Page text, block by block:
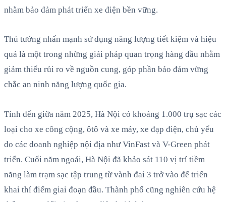
nhằm bảo đảm phát triển xe điện bền vững.
Thủ tướng nhấn mạnh sử dụng năng lượng tiết kiệm và hiệu
quả là một trong những giải pháp quan trọng hàng đầu nhằm
giảm thiểu rủi ro về nguồn cung, góp phần bảo đảm vững
chắc an ninh năng lượng quốc gia.
Tính đến giữa năm 2025, Hà Nội có khoảng 1.000 trụ sạc các
loại cho xe công cộng, ôtô và xe máy, xe đạp điện, chủ yếu
do các doanh nghiệp nội địa như VinFast và V-Green phát
triển. Cuối năm ngoái, Hà Nội đã khảo sát 110 vị trí tiềm
năng làm trạm sạc tập trung từ vành đai 3 trở vào để triển
khai thí điểm giai đoạn đầu. Thành phố cũng nghiên cứu hệ